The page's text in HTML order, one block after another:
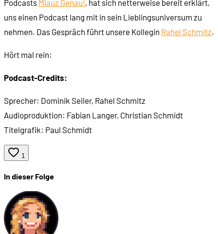
00:55:12 Was ist das Pokémon-Multiversum?
Marketing und Leaks
01:04:50
Podcasts Miauz Genau!, hat sich netterweise bereit erklärt,
uns einen Podcast lang mit in sein Lieblingsuniversum zu
nehmen. Das Gespräch führt unsere Kollegin Rahel Schmitz.
Hört mal rein:
Podcast-Credits:
Sprecher: Dominik Seiler, Rahel Schmitz
Audioproduktion: Fabian Langer, Christian Schmidt
Titelgrafik: Paul Schmidt
1
In dieser Folge